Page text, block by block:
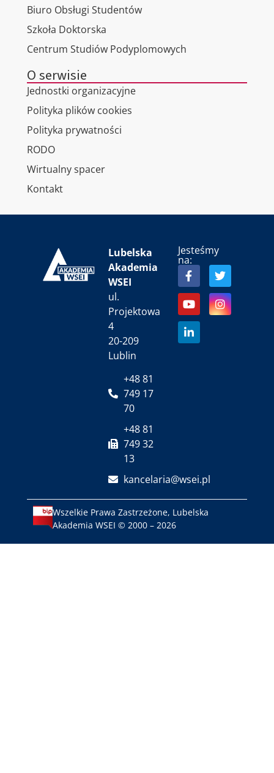
Biuro Obsługi Studentów
Szkoła Doktorska
Centrum Studiów Podyplomowych
O serwisie
Jednostki organizacyjne
Polityka plików cookies
Polityka prywatności
RODO
Wirtualny spacer
Kontakt
Lubelska
Akademia
WSEI
ul.
Projektowa
4
20-209
Lublin
+48 81
749 17
70
+48 81
749 32
13
kancelaria@wsei.pl
Jesteśmy
na:
Wszelkie Prawa Zastrzeżone, Lubelska
Akademia WSEI © 2000 – 2026